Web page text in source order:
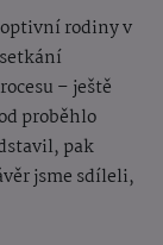
rodiny v
– ještě
proběhlo
pak
jsme sdíleli,